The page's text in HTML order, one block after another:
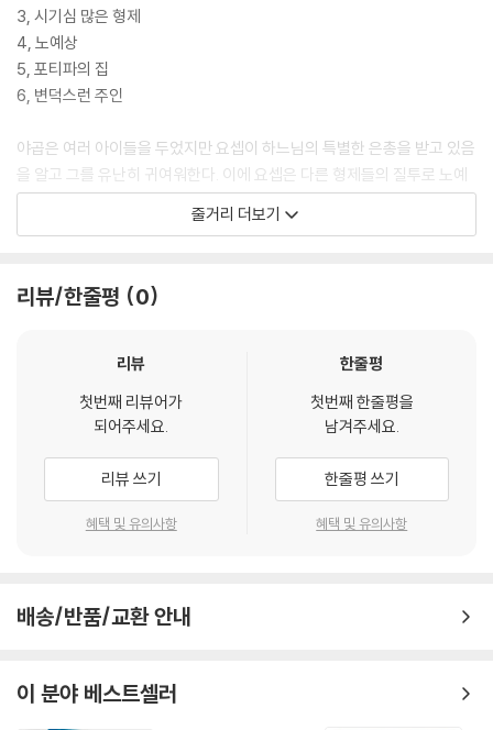
3, 시기심 많은 형제
4, 노예상
5, 포티파의 집
6, 변덕스런 주인
야곱은 여러 아이들을 두었지만 요셉이 하느님의 특별한 은총을 받고 있음
을 알고 그를 유난히 귀여워한다. 이에 요셉은 다른 형제들의 질투로 노예
로 팔려 가고 만다. 그 형제들은 요셉이 죽은 것으로 위장을 한다. 요셉은
이집트 왕의 일등 시종관 집에서 노예생활을 하게 된다. 그런데 그는 특별
는 그를 이집트 총독으로 임명하여 부귀와 영화를 내려준다. 세월이 흘러
이스라엘 12부족 족장의 한 사람이다. 느즈막에 난 아들로 아버지의 편애
를 받아 형제들의 시기를 샀다. 요셉이 왕이 되는 꿈을 꾸었다는 이야기를
들은 형제들은 그를 죽이려고 하다가 이집트 대상에게 팔아넘겼다. 운 좋
게도 이집트 궁중에 들어가 말단 관원생활을 하였다. 그러던 중 파라오(바
로)왕의 꿈을 해몽한 것을 계기로 왕의 신임을 크게 얻고, 마침내는 총리대
재상으로서, 이국에서 이름을 날렸으며, 이스라엘 역사에서도 각광받는
줄거리 더보기
리뷰/한줄평 0
리뷰
첫번째 리뷰어가
되어주세요.
리뷰 쓰기
혜택 및 유의사항
한줄평
첫번째 한줄평을
남겨주세요.
한줄평 쓰기
혜택 및 유의사항
배송/반품/교환 안내
이 분야 베스트셀러